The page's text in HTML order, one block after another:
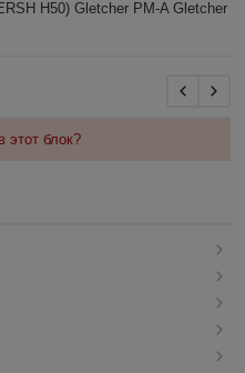
H50) Gletcher PM-A Gletcher
этот блок?